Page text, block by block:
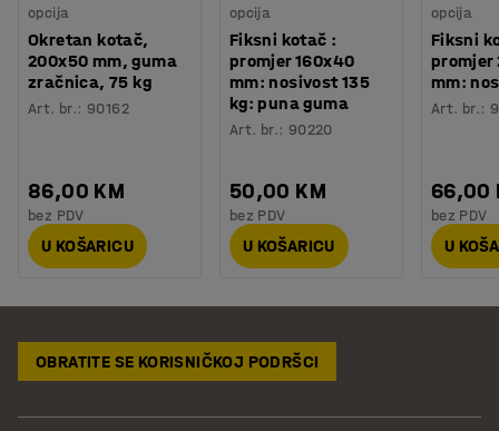
opcija
Okretan kotač,
200x50 mm, guma
zračnica, 75 kg
Art. br.: 90162
86,00 KM
bez PDV
U KOŠARICU
opcija
Fiksni kotač :
promjer 160x40
mm: nosivost 135
kg: puna guma
Art. br.: 90220
50,00 KM
bez PDV
U KOŠARICU
opcija
Fiksni
promjer
mm:
Art. br.:
66,00
bez PDV
U
OBRATITE SE KORISNIČKOJ PODRŠCI